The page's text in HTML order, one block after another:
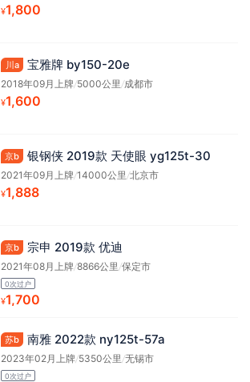
¥1,800
川a 宝雅牌 by150-20e
2018年09月上牌/5000公里 /成都市
¥1,600
京b 银钢侠 2019款 天使眼 yg125t-30
2021年09月上牌/14000公里 /北京市
¥1,888
京b 宗申 2019款 优迪
2021年08月上牌/8866公里 /保定市
0次过户
¥1,700
苏b 南雅 2022款 ny125t-57a
2023年02月上牌/5350公里 /无锡市
0次过户